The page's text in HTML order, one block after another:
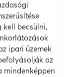
kell becsülni,
ipari üzemek
az
mindenképpen